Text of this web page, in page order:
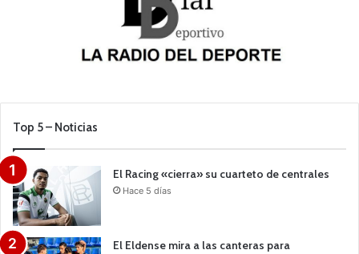
Top 5 – Noticias
El Racing «cierra» su cuarteto de centrales
Hace 5 días
El Eldense mira a las canteras para